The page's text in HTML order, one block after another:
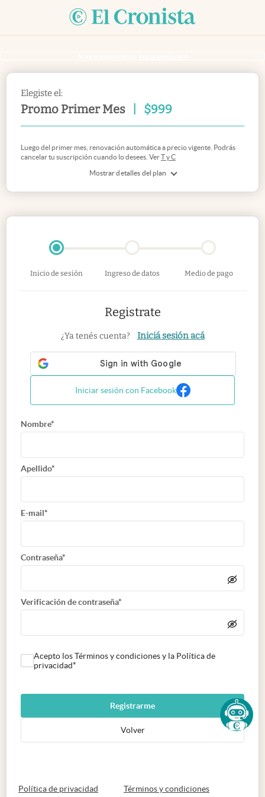
Elegiste el:
Promo Primer Mes $999
Mostrar detalles del plan
Luego del primer mes, renovación automática a precio vigente. Podrás
cancelar tu suscripción cuando lo desees. VerT y C
Inicio de sesión Ingreso de datos Medio de pago
Registrate
¿Ya tenés cuenta? Iniciá sesión acá
Iniciar sesión con Facebook
Nombre*
Apellido*
E-mail*
Contraseña*
Verificación de contraseña*
Acepto los Términos y condiciones y la Política de
privacidad*
Registrarme
Volver
Política de privacidad abre en nueva pestaña
Términos y condicionesabre en nueva